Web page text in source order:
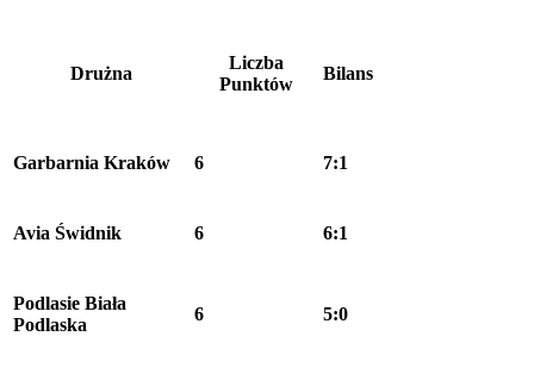
Drużna
Liczba
Punktów
Bilans
Garbarnia Kraków 6 7:1
Avia Świdnik 6 6:1
Podlasie Biała
Podlaska
6 5:0